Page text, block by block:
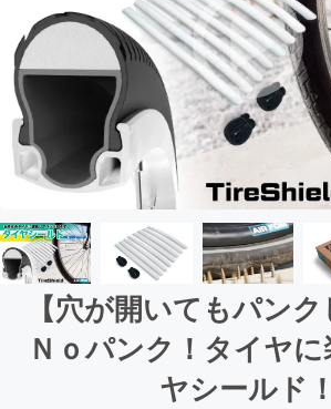
【穴が開いてもパンク
Ｎｏパンク！タイヤ
ヤシールド！